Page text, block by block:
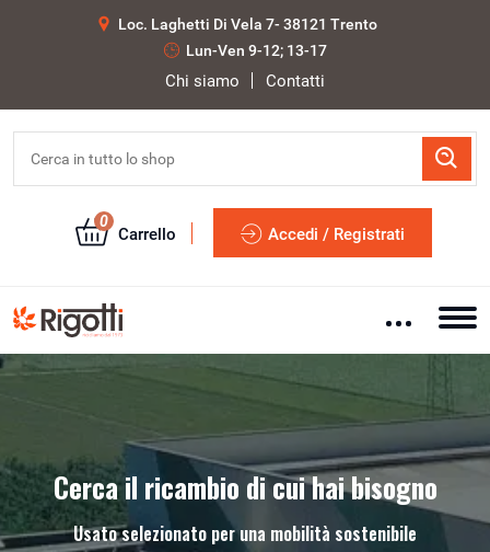
Loc. Laghetti Di Vela 7- 38121 Trento
Lun-Ven 9-12; 13-17
Chi siamo Contatti
0
Carrello Accedi / Registrati
Cerca il ricambio di cui hai bisogno
Usato selezionato per una mobilità sostenibile